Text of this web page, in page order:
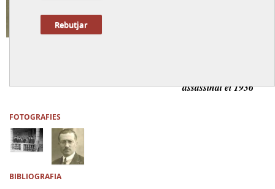
Rebutjar
assassinat el 1936
FOTOGRAFIES
BIBLIOGRAFIA